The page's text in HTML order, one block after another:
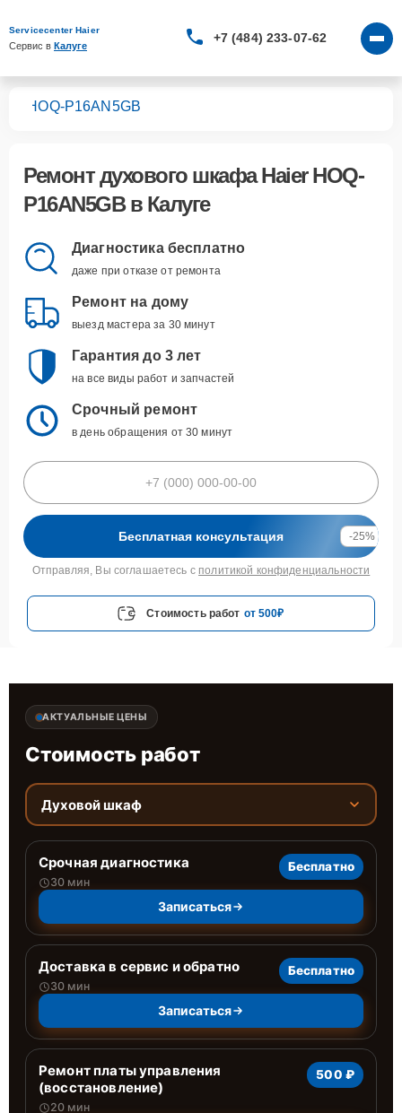
Servicecenter Haier
Сервис в Калуге
+7 (484) 233-07-62
HOQ-P16AN5GB
Ремонтдухового шкафа Haier HOQ-
P16AN5GBв Калуге
Диагностика бесплатно
даже при отказе от ремонта
Ремонт на дому
выезд мастера за 30 минут
Гарантия до 3 лет
на все виды работ и запчастей
Срочный ремонт
в день обращения от 30 минут
Бесплатная консультация -25%
Отправляя, Вы соглашаетесь с политикой конфиденциальности
Стоимость работ от 500₽
АКТУАЛЬНЫЕ ЦЕНЫ
Стоимость работ
Духовой шкаф
Срочная диагностика
30 мин
Бесплатно
Записаться
Доставка в сервис и обратно
30 мин
Бесплатно
Записаться
Ремонт платы управления
(восстановление)
20 мин
500 ₽